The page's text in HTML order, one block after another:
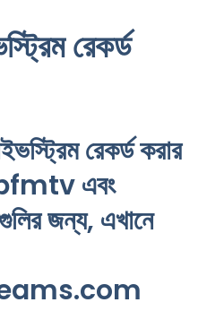
রেকর্ড
রেকর্ড করার
bfmtv এবং
জন্য, এখানে